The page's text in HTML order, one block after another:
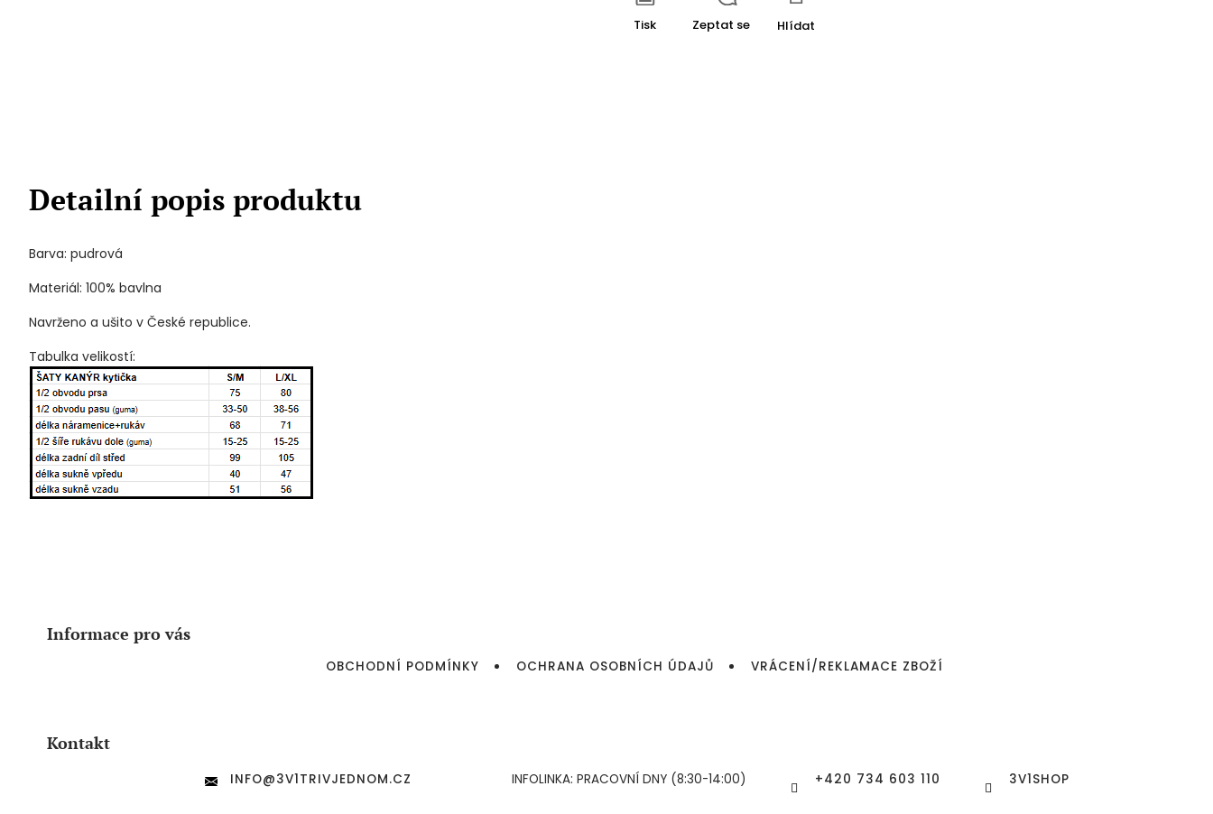
Tisk Zeptat se Hlídat
Detailní popis produktu
Barva: pudrová
Materiál: 100% bavlna
Navrženo a ušito v České republice.
Tabulka velikostí:
Informace pro vás
OBCHODNÍ PODMÍNKY OCHRANA OSOBNÍCH ÚDAJŮ VRÁCENÍ/REKLAMACE ZBOŽÍ
Kontakt
INFO@3V1TRIVJEDNOM.CZ INFOLINKA: PRACOVNÍ DNY (8:30-14:00) +420 734 603 110 3V1SHOP